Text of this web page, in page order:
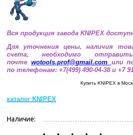
Вся продукция завода KNIPEX
Для уточнения цены, наличия
счета, необходимо
почте wotools.prof@gmail.com или
по телефонам: +7(499) 490-04-38 и +7
Купить KNIPEX в
каталог KNIPEX
Наличие: